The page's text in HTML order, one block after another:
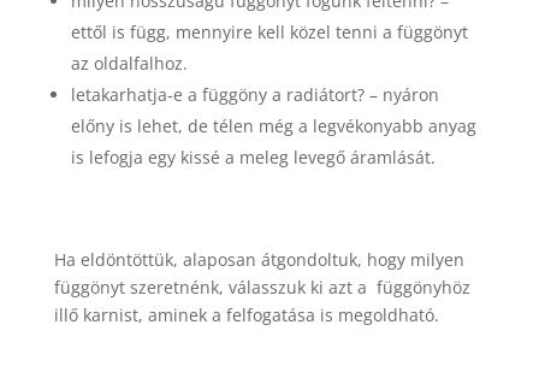
ettől is függ, mennyire kell közel tenni a függönyt
az oldalfalhoz.
letakarhatja-e a függöny a radiátort? – nyáron
előny is lehet, de télen még a legvékonyabb anyag
is lefogja egy kissé a meleg levegő áramlását.
Ha eldöntöttük, alaposan átgondoltuk, hogy milyen
függönyt szeretnénk, válasszuk ki azt a függönyhöz
illő karnist, aminek a felfogatása is megoldható.